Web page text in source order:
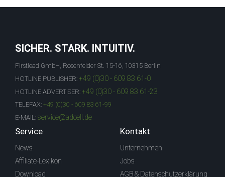
SICHER. STARK. INTUITIV.
Firstlead GmbH, Rosenfelder St. 15-16, 10315 Berlin
HOTLINE PUBLISHER: +49 (0)30 - 609 83 61-0
HOTLINE ADVERTISER: +49 (0)30 - 609 83 61-23
TELEFAX: +49 (0)30 - 609 83 61-99
E-MAIL: service@adcell.de
Service
News
Affiliate-Lexikon
Download
Kontakt
Unternehmen
Jobs
AGB & Datenschutzerklärung